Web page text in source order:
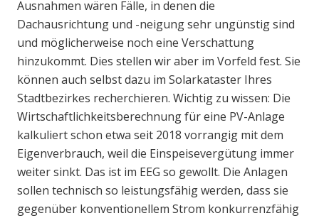
Ausnahmen wären Fälle, in denen die
Dachausrichtung und -neigung sehr ungünstig sind
und möglicherweise noch eine Verschattung
hinzukommt. Dies stellen wir aber im Vorfeld fest. Sie
können auch selbst dazu im Solarkataster Ihres
Stadtbezirkes recherchieren. Wichtig zu wissen: Die
Wirtschaftlichkeitsberechnung für eine PV-Anlage
kalkuliert schon etwa seit 2018 vorrangig mit dem
Eigenverbrauch, weil die Einspeisevergütung immer
weiter sinkt. Das ist im EEG so gewollt. Die Anlagen
sollen technisch so leistungsfähig werden, dass sie
gegenüber konventionellem Strom konkurrenzfähig